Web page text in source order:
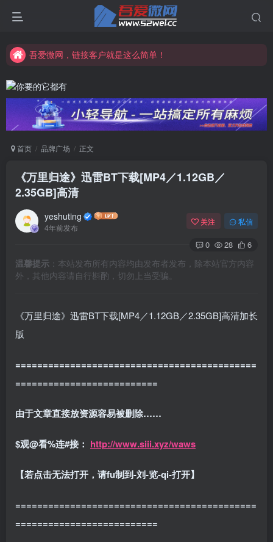
吾爱微网，链接客户就是这么简单！
吾爱微网，链接客户就是这么简单！
首页 品牌广场 正文
《万里归途》迅雷BT下载[MP4／1.12GB／
2.35GB]高清
yeshuting
4年前发布
关注 私信
0 28 6
温馨提示 ：本站发布所有内容均由发布者发布，除本站官方内容
外，其他内容请自行斟酌，切勿上当受骗。
《万里归途》迅雷BT下载[MP4／1.12GB／2.35GB]高清加长
版
============================================
==========================
由于文章直接放资源容易被删除……
$观@看%连#接： http://www.siii.xyz/waws
【若点击无法打开，请fu制到-刘-览-qi-打开】
============================================
==========================